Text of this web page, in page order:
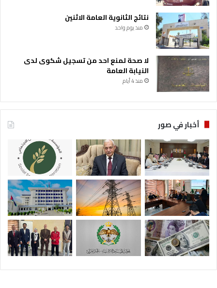
نتائج الثانوية العامة الاثنين
منذ يوم واحد
لا صحة لمنع احد من تسجيل شكوى لدى
النيابة العامة
منذ 4 أيام
أخبار في صور